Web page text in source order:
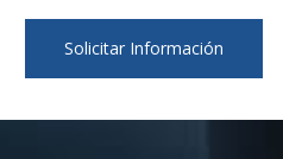
Solicitar Información